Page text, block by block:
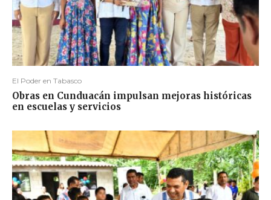
El Poder en Tabasco
Obras en Cunduacán impulsan mejoras históricas
en escuelas y servicios